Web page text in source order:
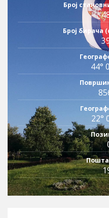
Број
Број бирача
44°
22°